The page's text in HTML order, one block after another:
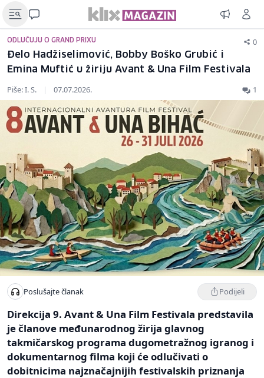
ODLUČUJU O GRAND PRIXU 0
Đelo Hadžiselimović, Bobby Boško Grubić i
Emina Muftić u žiriju Avant & Una Film Festivala
Piše: I. S. | 07.07.2026. 1
Poslušajte članak Podijeli
Direkcija 9. Avant & Una Film Festivala predstavila
je članove međunarodnog žirija glavnog
takmičarskog programa dugometražnog igranog i
dokumentarnog filma koji će odlučivati o
dobitnicima najznačajnijih festivalskih priznanja